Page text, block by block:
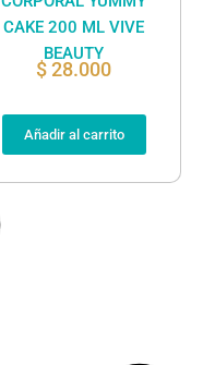
CAKE 200 ML VIVE
BEAUTY
$28.000
Añadir al carrito